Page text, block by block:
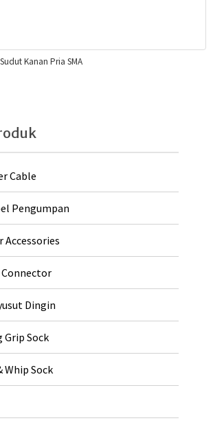
Kanan Pria SMA
Cable
Pengumpan
Accessories
Connector
Dingin
Grip Sock
Whip Sock